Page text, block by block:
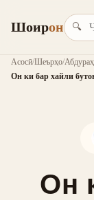
Шоирон 🔍
Асосӣ/Шеърҳо/
Он ки бар хайли
Он